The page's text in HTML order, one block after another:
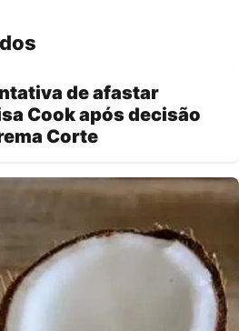
de afastar
Cook após decisão
Corte